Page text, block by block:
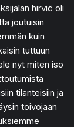
hirviö oli
joutuisin
kuin
tuttuun
nyt miten iso
tilanteisiin ja
toivojaan